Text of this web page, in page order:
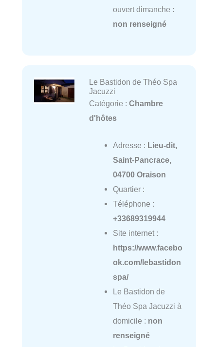
ouvert dimanche :
non renseigné
Le Bastidon de Théo Spa
Jacuzzi
Catégorie : Chambre
d'hôtes
Adresse : Lieu-dit,
Saint-Pancrace,
04700 Oraison
Quartier :
Téléphone :
+33689319944
Site internet :
https://www.facebo
ok.com/lebastidon
spa/
Le Bastidon de
Théo Spa Jacuzzi à
domicile : non
renseigné